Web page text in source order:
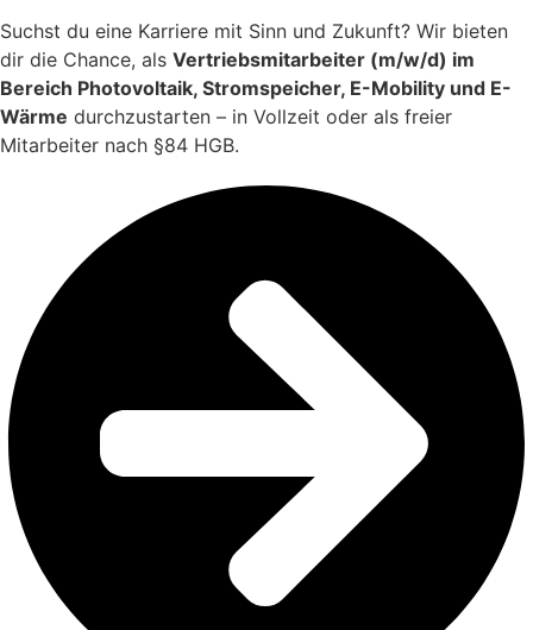
Suchst du eine Karriere mit Sinn und Zukunft? Wir bieten
dir die Chance, als Vertriebsmitarbeiter (m/w/d) im
Bereich Photovoltaik, Stromspeicher, E-Mobility und E-
Wärme durchzustarten – in Vollzeit oder als freier
Mitarbeiter nach §84 HGB.